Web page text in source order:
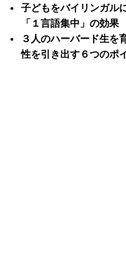
子どもをバイリンガル
「１言語集中」の効果
３人のハーバード生を
性を引き出す６つのポ